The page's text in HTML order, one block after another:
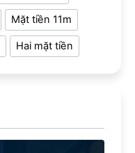
Mặt tiền 11m
Hai mặt tiền